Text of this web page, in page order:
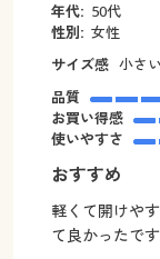
年代: 50代
性別: 女性
サイズ感 小さい
品質
お買い得感
使いやすさ
おすすめ
軽くて開けや
て良かったで